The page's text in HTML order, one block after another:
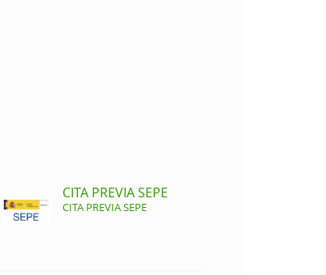
CITA PREVIA SEPE
CITA PREVIA SEPE